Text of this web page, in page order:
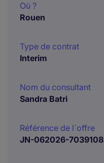
Où ?
Rouen
Type de contrat
Interim
Nom du consultant
Sandra Batri
Référence de l´offre
JN-062026-7039108